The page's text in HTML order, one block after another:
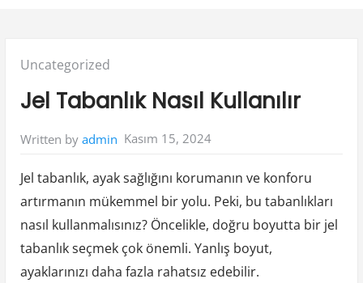
Posted
Uncategorized
Jel Tabanlık Nasıl Kullanılır
Written by admin Kasım 15, 2024
Jel tabanlık, ayak sağlığını korumanın ve konforu
artırmanın mükemmel bir yolu. Peki, bu tabanlıkları
nasıl kullanmalısınız? Öncelikle, doğru boyutta bir jel
tabanlık seçmek çok önemli. Yanlış boyut,
ayaklarınızı daha fazla rahatsız edebilir.